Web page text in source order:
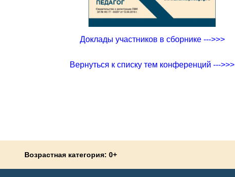
Доклады участников в сборнике --->>>
Вернуться к списку тем конференций --->>>
Возрастная категория: 0+